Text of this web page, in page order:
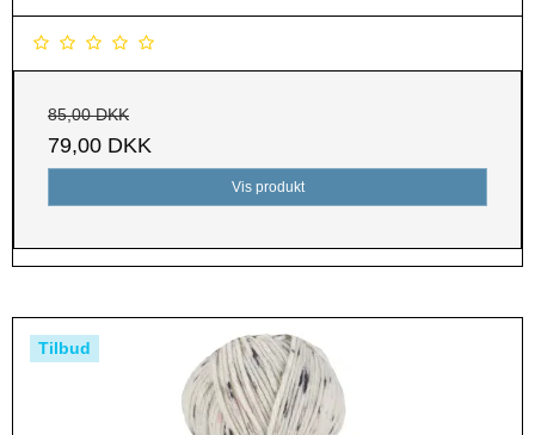
85,00 DKK
79,00 DKK
Vis produkt
Tilbud